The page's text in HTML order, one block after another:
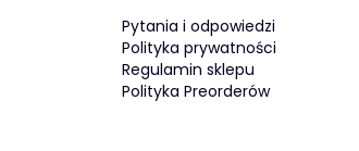
Pytania i odpowiedzi
Polityka prywatności
Regulamin sklepu
Polityka Preorderów